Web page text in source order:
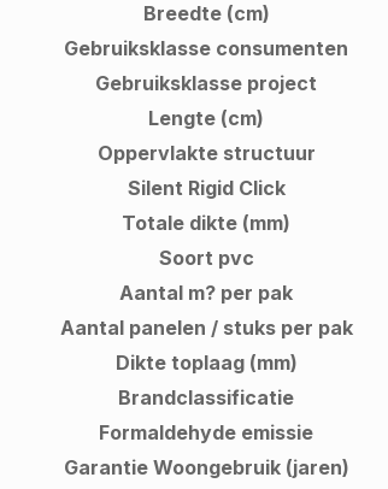
Breedte (cm)
Gebruiksklasse consumenten
Gebruiksklasse project
Lengte (cm)
Oppervlakte structuur
Silent Rigid Click
Totale dikte (mm)
Soort pvc
Aantal m? per pak
Aantal panelen / stuks per pak
Dikte toplaag (mm)
Brandclassificatie
Formaldehyde emissie
Garantie Woongebruik (jaren)